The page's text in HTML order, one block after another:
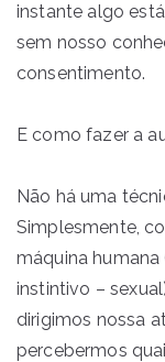
instante algo
sem nosso
consentimento.
E como fazer a
Não há uma
Simplesmente,
máquina
instintivo –
dirigimos nossa
percebermos